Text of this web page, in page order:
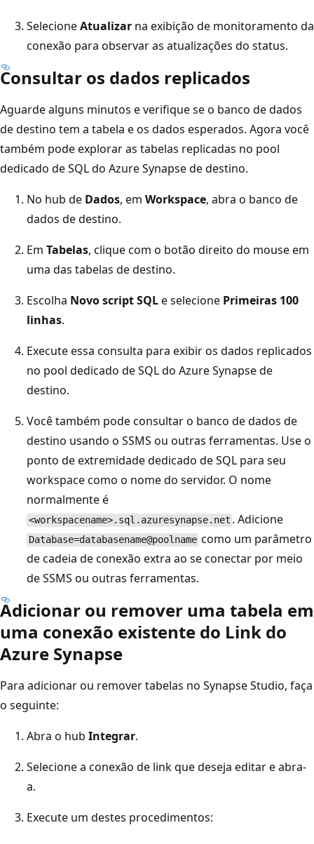
SelecioneAtualizar na exibição de monitoramento da
conexão para observar as atualizações do status.
Consultar os dados replicados
Aguarde alguns minutos e verifique se o banco de dados
de destino tem a tabela e os dados esperados. Agora você
também pode explorar as tabelas replicadas no pool
dedicado de SQL do Azure Synapse de destino.
No hub de Dados, em Workspace, abra o banco de
dados de destino.
Em Tabelas, clique com o botão direito do mouse em
uma das tabelas de destino.
Escolha Novo script SQLe selecione Primeiras 100
linhas.
Execute essa consulta para exibir os dados replicados
no pool dedicado de SQL do Azure Synapse de
destino.
Você também pode consultar o banco de dados de
destino usando o SSMS ou outras ferramentas. Use o
ponto de extremidade dedicado de SQL para seu
workspace como o nome do servidor. O nome
normalmente é
<workspacename>.sql.azuresynapse.net . Adicione
Database=databasename@poolname como um parâmetro
de cadeia de conexão extra ao se conectar por meio
de SSMS ou outras ferramentas.
Adicionar ou remover uma tabela em
uma conexão existente do Link do
Azure Synapse
Para adicionar ou remover tabelas no Synapse Studio, faça
o seguinte:
Abra o hub Integrar.
Selecione a conexão de link que deseja editar e abra-
a.
Execute um destes procedimentos: